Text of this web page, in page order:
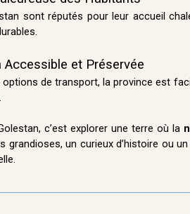
sont réputés pour leur accueil
Accessible et Préservée
de transport, la province est
c’est explorer une terre où la
grandioses, un curieux d’histoire ou